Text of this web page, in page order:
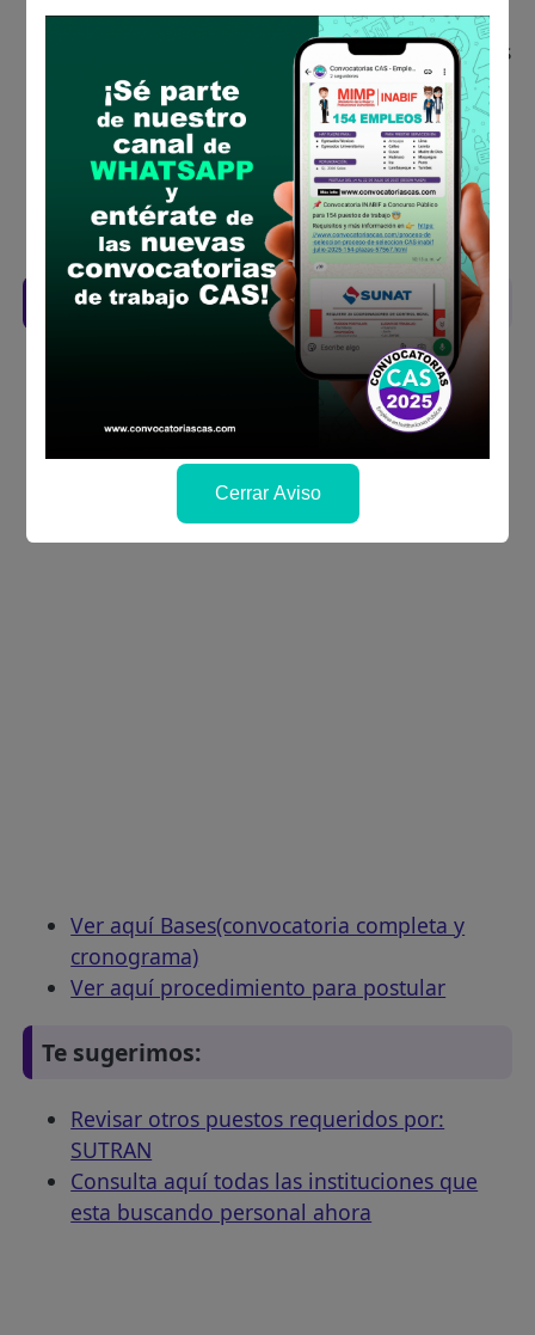
concurso público
Antes de postular, verifica si cumples con los
requisitos para el puesto
Prepara tu documentación y presentalo en
la fechas y por los medios que indica las
bases
Revisar el cronograma para conocer cuando
se publicará los resultados
Descarga aquí las Bases
Ver aquí Bases(convocatoria completa y
cronograma)
Ver aquí procedimiento para postular
Te sugerimos:
Revisar otros puestos requeridos por:
SUTRAN
Consulta aquí todas las instituciones que
esta buscando personal ahora
Cerrar Aviso